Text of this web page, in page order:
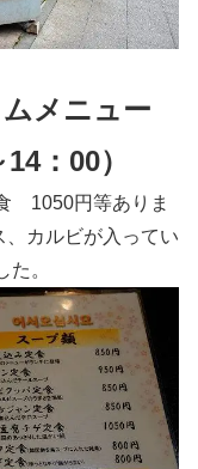
メニュー
：00）
1050円等ありま
カルビが入ってい
。